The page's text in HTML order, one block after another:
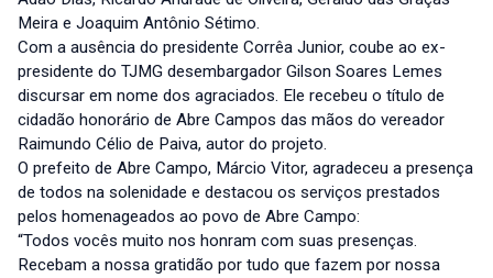
Meira e Joaquim Antônio Sétimo.
Com a ausência do presidente Corrêa Junior, coube ao ex-
presidente do TJMG desembargador Gilson Soares Lemes
discursar em nome dos agraciados. Ele recebeu o título de
cidadão honorário de Abre Campos das mãos do vereador
Raimundo Célio de Paiva, autor do projeto.
O prefeito de Abre Campo, Márcio Vitor, agradeceu a presença
de todos na solenidade e destacou os serviços prestados
pelos homenageados ao povo de Abre Campo:
“Todos vocês muito nos honram com suas presenças.
Recebam a nossa gratidão por tudo que fazem por nossa